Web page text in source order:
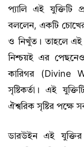
প্যালি এই
বললেন, একটি
ও নিখুঁত। তাহলে এই
নিশ্চয়ই এর
কারিগর (Divine
সৃষ্টিকর্তা। এই
ঐশ্বরিক সৃষ্টির পক্ষে
ডারউইন এই